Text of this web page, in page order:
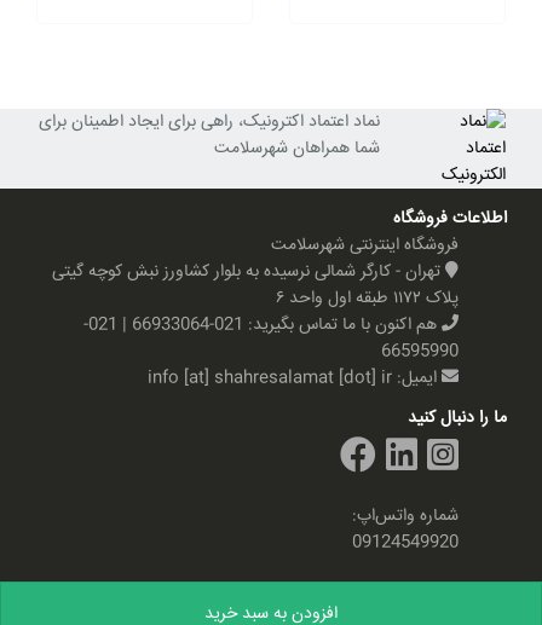
افزودن به سبد خرید
نماد اعتماد اکترونیک، راهی برای ایجاد اطمینان برای
شما همراهان شهرسلامت
اطلاعات فروشگاه
فروشگاه اینترنتی شهرسلامت
تهران - کارگر شمالی نرسیده به بلوار کشاورز نبش کوچه گیتی
پلاک ۱۱۷۲ طبقه اول واحد ۶
هم اکنون با ما تماس بگیرید:
021-66933064 | 021-
66595990
ایمیل: info [at] shahresalamat [dot] ir
ما را دنبال کنید
شماره واتس‌اپ:
09124549920
تمام حقوق این سایت متعلق به شهرسلامت می باشد